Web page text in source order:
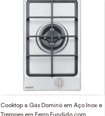
Cooktop a Gás Dominó em Aço Inox e
Trempes em Ferro Fundido com